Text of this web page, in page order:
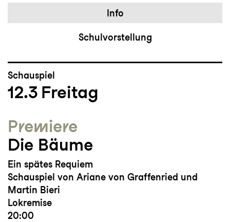
Info
Schulvorstellung
Schauspiel
12.3 Freitag
Premiere
Die Bäume
Ein spätes Requiem
Schauspiel von Ariane von Graffenried und
Martin Bieri
Lokremise
20:00